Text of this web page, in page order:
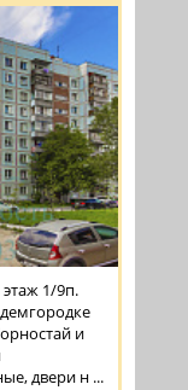
1/9п.
и
двери н ...